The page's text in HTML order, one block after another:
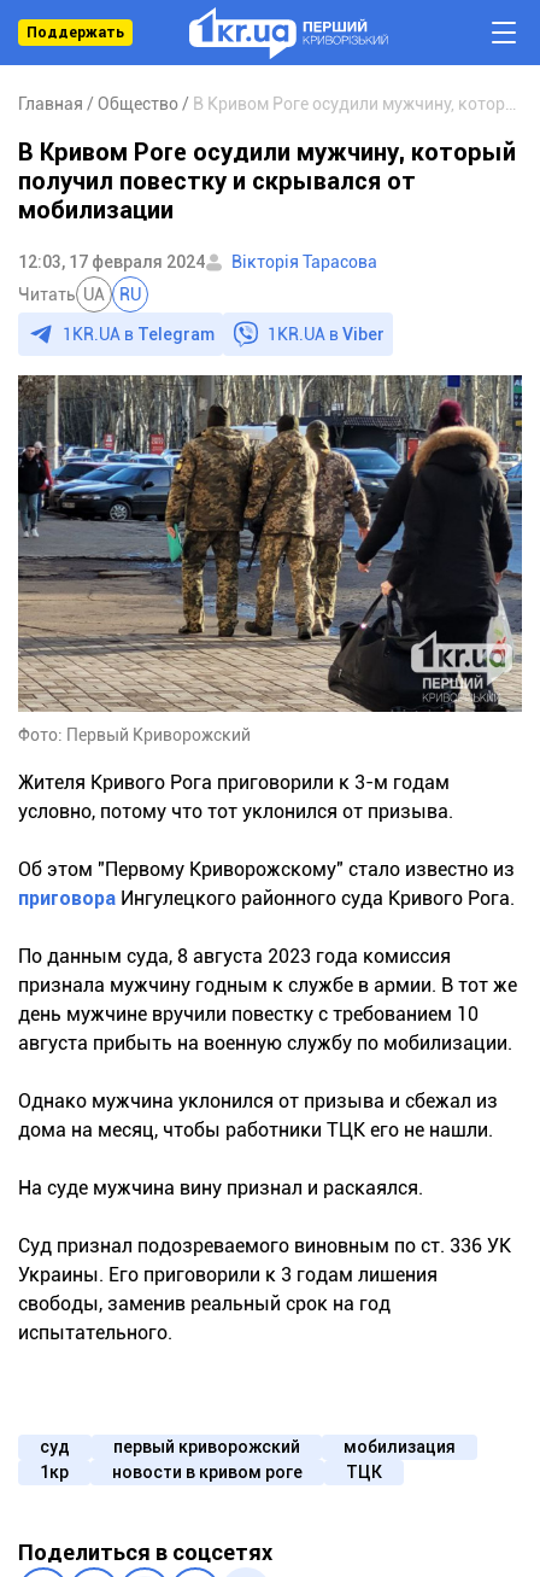
Поддержать
Главная Общество
В Кривом Роге осудили мужчину, который
получил повестку и скрывался от
мобилизации
12:03, 17 февраля 2024
Вікторія Тарасова
Читать UA RU
1KR.UA в Telegram 1KR.UA вViber
Фото: Первый Криворожский
Жителя Кривого Рога приговорили к 3-м годам
условно, потому что тот уклонился от призыва.
Об этом "Первому Криворожскому" стало известно из
приговора Ингулецкого районного суда Кривого Рога.
По данным суда, 8 августа 2023 года комиссия
признала мужчину годным к службе в армии. В тот же
день мужчине вручили повестку с требованием 10
августа прибыть на военную службу по мобилизации.
Однако мужчина уклонился от призыва и сбежал из
дома на месяц, чтобы работники ТЦК его не нашли.
На суде мужчина вину признал и раскаялся.
Суд признал подозреваемого виновным по ст. 336 УК
Украины. Его приговорили к 3 годам лишения
свободы, заменив реальный срок на год
испытательного.
суд первый криворожский
мобилизация
1кр
новости в кривом роге ТЦК
Поделиться в соцсетях